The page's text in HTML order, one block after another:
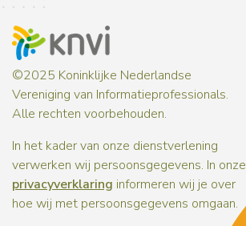
©2025 Koninklijke Nederlandse
Vereniging van Informatieprofessionals.
Alle rechten voorbehouden.
In het kader van onze dienstverlening
verwerken wij persoonsgegevens. In onze
privacyverklaring informeren wij je over
hoe wij met persoonsgegevens omgaan.